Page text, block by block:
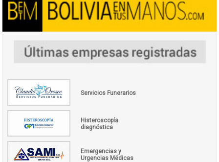
Servicios Funerarios
Histeroscopía
diagnóstica
Emergencias y
Urgencias Médicas